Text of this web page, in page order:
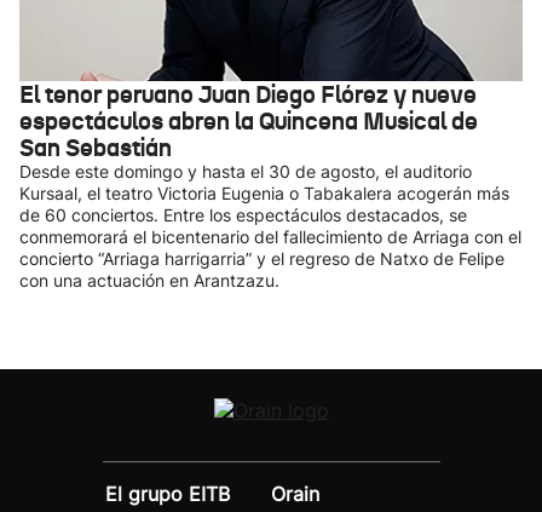
El tenor peruano Juan Diego Flórez y nueve
espectáculos abren la Quincena Musical de
San Sebastián
Desde este domingo y hasta el 30 de agosto, el auditorio
Kursaal, el teatro Victoria Eugenia o Tabakalera acogerán más
de 60 conciertos. Entre los espectáculos destacados, se
conmemorará el bicentenario del fallecimiento de Arriaga con el
concierto “Arriaga harrigarria” y el regreso de Natxo de Felipe
con una actuación en Arantzazu.
El grupo EITB
Orain